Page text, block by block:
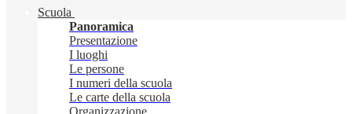
Scuola
Panoramica
Presentazione
I luoghi
Le persone
I numeri della scuola
Le carte della scuola